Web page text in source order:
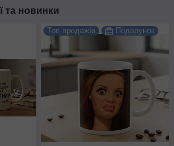
та новинки
Топ продажів Подарунок